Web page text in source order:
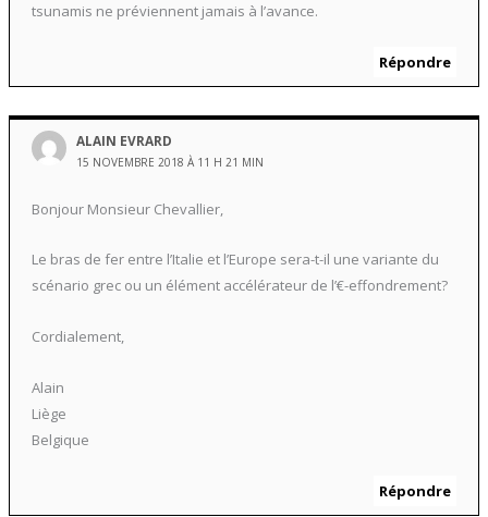
tsunamis ne préviennent jamais à l’avance.
Répondre
ALAIN EVRARD
15 NOVEMBRE 2018 À 11 H 21 MIN
Bonjour Monsieur Chevallier,
Le bras de fer entre l’Italie et l’Europe sera-t-il une variante du
scénario grec ou un élément accélérateur de l’€-effondrement?
Cordialement,
Alain
Liège
Belgique
Répondre